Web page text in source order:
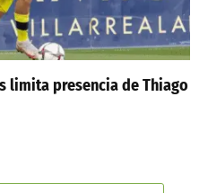
limita presencia de Thiago